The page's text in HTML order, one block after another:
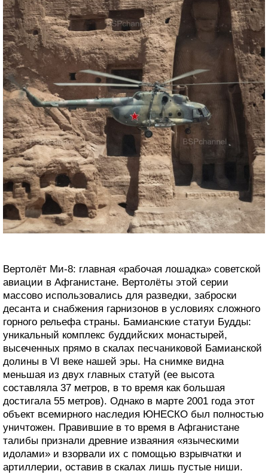
Вертолёт Ми-8: главная «рабочая лошадка» советской
авиации в Афганистане. Вертолёты этой серии
массово использовались для разведки, заброски
десанта и снабжения гарнизонов в условиях сложного
горного рельефа страны. Бамианские статуи Будды:
уникальный комплекс буддийских монастырей,
высеченных прямо в скалах песчаниковой Бамианской
долины в VI веке нашей эры. На снимке видна
меньшая из двух главных статуй (ее высота
составляла 37 метров, в то время как большая
достигала 55 метров). Однако в марте 2001 года этот
объект всемирного наследия ЮНЕСКО был полностью
уничтожен. Правившие в то время в Афганистане
талибы признали древние изваяния «языческими
идолами» и взорвали их с помощью взрывчатки и
артиллерии, оставив в скалах лишь пустые ниши.